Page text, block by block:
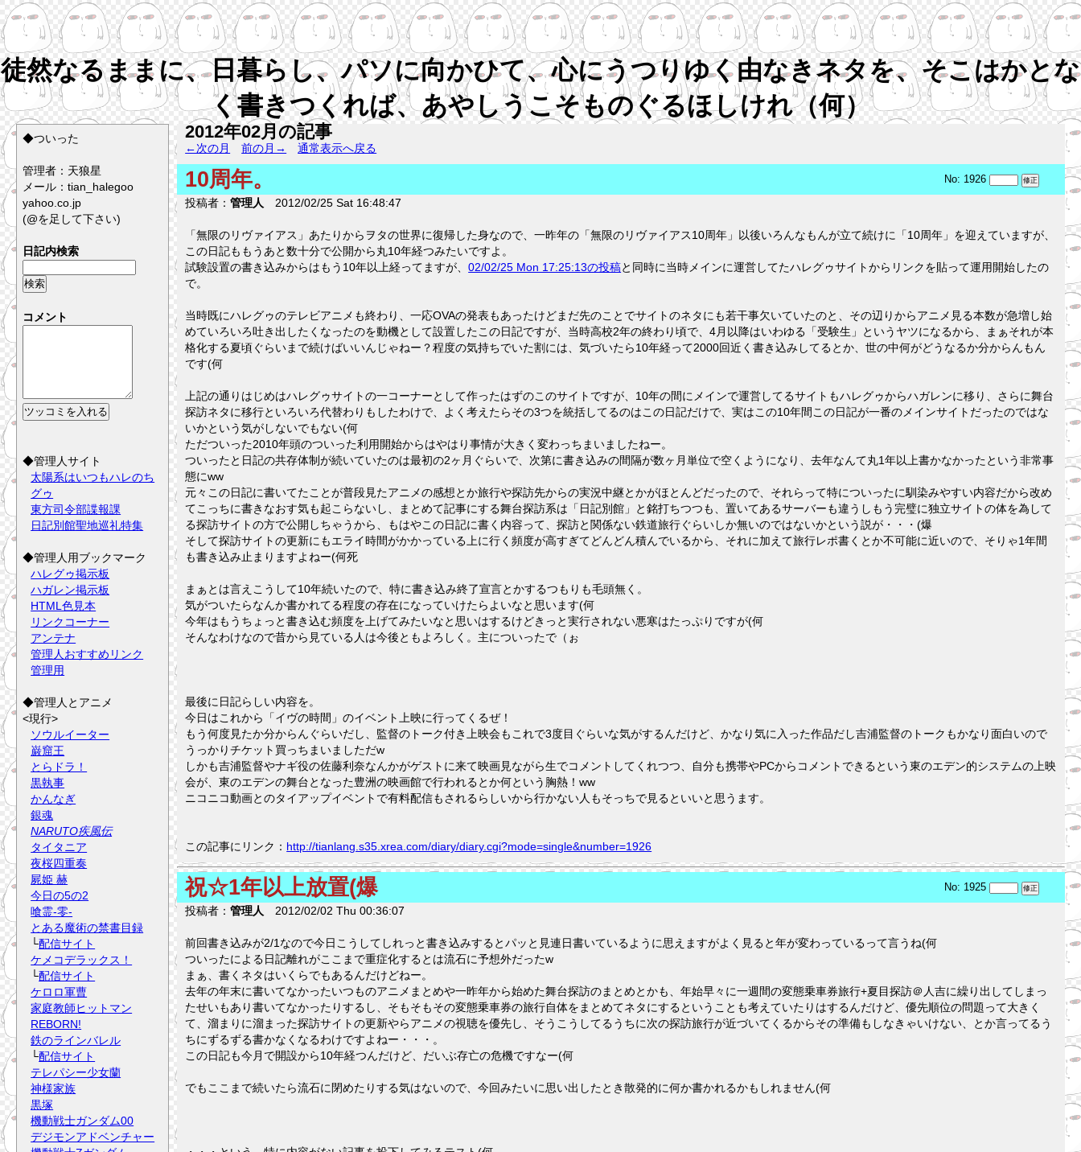
徒然なるままに、日暮らし、パソに向かひて、心にうつりゆく由なきネタを、そこはかとな
く書きつくれば、あやしうこそものぐるほしけれ（何）
2012年02月の記事
←次の月 前の月→ 通常表示へ戻る
10周年。 No: 1926
投稿者：管理人 2012/02/25 Sat 16:48:47
「無限のリヴァイアス」あたりからヲタの世界に復帰した身なので、一昨年の「無限のリヴァイアス10周年」以後いろんなもんが立て続けに「10周年」を迎えていますが、
この日記ももうあと数十分で公開から丸10年経つみたいですよ。
試験設置の書き込みからはもう10年以上経ってますが、02/02/25 Mon 17:25:13の投稿と同時に当時メインに運営してたハレグゥサイトからリンクを貼って運用開始したの
で。
当時既にハレグゥのテレビアニメも終わり、一応OVAの発表もあったけどまだ先のことでサイトのネタにも若干事欠いていたのと、その辺りからアニメ見る本数が急増し始
めていろいろ吐き出したくなったのを動機として設置したこの日記ですが、当時高校2年の終わり頃で、4月以降はいわゆる「受験生」というヤツになるから、まぁそれが本
格化する夏頃ぐらいまで続けばいいんじゃねー？程度の気持ちでいた割には、気づいたら10年経って2000回近く書き込みしてるとか、世の中何がどうなるか分からんもん
です(何
上記の通りはじめはハレグゥサイトの一コーナーとして作ったはずのこのサイトですが、10年の間にメインで運営してるサイトもハレグゥからハガレンに移り、さらに舞台
探訪ネタに移行といろいろ代替わりもしたわけで、よく考えたらその3つを統括してるのはこの日記だけで、実はこの10年間この日記が一番のメインサイトだったのではな
いかという気がしないでもない(何
ただついった2010年頭のついった利用開始からはやはり事情が大きく変わっちまいましたねー。
ついったと日記の共存体制が続いていたのは最初の2ヶ月ぐらいで、次第に書き込みの間隔が数ヶ月単位で空くようになり、去年なんて丸1年以上書かなかったという非常事
態にww
元々この日記に書いてたことが普段見たアニメの感想とか旅行や探訪先からの実況中継とかがほとんどだったので、それらって特についったに馴染みやすい内容だから改め
てこっちに書きなおす気も起こらないし、まとめて記事にする舞台探訪系は「日記別館」と銘打ちつつも、置いてあるサーバーも違うしもう完璧に独立サイトの体を為して
る探訪サイトの方で公開しちゃうから、もはやこの日記に書く内容って、探訪と関係ない鉄道旅行ぐらいしか無いのではないかという説が・・・(爆
そして探訪サイトの更新にもエライ時間がかかっている上に行く頻度が高すぎてどんどん積んでいるから、それに加えて旅行レポ書くとか不可能に近いので、そりゃ1年間
も書き込み止まりますよねー(何死
まぁとは言えこうして10年続いたので、特に書き込み終了宣言とかするつもりも毛頭無く。
気がついたらなんか書かれてる程度の存在になっていけたらよいなと思います(何
今年はもうちょっと書き込む頻度を上げてみたいなと思いはするけどきっと実行されない悪寒はたっぷりですが(何
そんなわけなので昔から見ている人は今後ともよろしく。主についったで（ぉ
最後に日記らしい内容を。
今日はこれから「イヴの時間」のイベント上映に行ってくるぜ！
もう何度見たか分からんぐらいだし、監督のトーク付き上映会もこれで3度目ぐらいな気がするんだけど、かなり気に入った作品だし吉浦監督のトークもかなり面白いので
うっかりチケット買っちまいましただw
しかも吉浦監督やナギ役の佐藤利奈なんかがゲストに来て映画見ながら生でコメントしてくれつつ、自分も携帯やPCからコメントできるという東のエデン的システムの上映
会が、東のエデンの舞台となった豊洲の映画館で行われるとか何という胸熱！ww
ニコニコ動画とのタイアップイベントで有料配信もされるらしいから行かない人もそっちで見るといいと思うます。
この記事にリンク： http://tianlang.s35.xrea.com/diary/diary.cgi?mode=single&number=1926
祝☆1年以上放置(爆 No: 1925
投稿者：管理人 2012/02/02 Thu 00:36:07
前回書き込みが2/1なので今日こうしてしれっと書き込みするとパッと見連日書いているように思えますがよく見ると年が変わっているって言うね(何
ついったによる日記離れがここまで重症化するとは流石に予想外だったw
まぁ、書くネタはいくらでもあるんだけどねー。
去年の年末に書いてなかったいつものアニメまとめや一昨年から始めた舞台探訪のまとめとかも、年始早々に一週間の変態乗車券旅行+夏目探訪＠人吉に繰り出してしまっ
たせいもあり書いてなかったりするし、そもそもその変態乗車券の旅行自体をまとめてネタにするということも考えていたりはするんだけど、優先順位の問題って大きく
て、溜まりに溜まった探訪サイトの更新やらアニメの視聴を優先し、そうこうしてるうちに次の探訪旅行が近づいてくるからその準備もしなきゃいけない、とか言ってるう
ちにずるずる書かなくなるわけですよねー・・・。
この日記も今月で開設から10年経つんだけど、だいぶ存亡の危機ですなー(何
でもここまで続いたら流石に閉めたりする気はないので、今回みたいに思い出したとき散発的に何か書かれるかもしれません(何
◆ついった
管理者：天狼星
メール：tian_halegoo
yahoo.co.jp
(@を足して下さい)
日記内検索
コメント
◆管理人サイト
太陽系はいつもハレのち
グゥ
東方司令部諜報課
日記別館聖地巡礼特集
◆管理人用ブックマーク
ハレグゥ掲示板
ハガレン掲示板
HTML色見本
リンクコーナー
アンテナ
管理人おすすめリンク
管理用
◆管理人とアニメ
<現行>
ソウルイーター
巌窟王
とらドラ！
黒執事
かんなぎ
銀魂
NARUTO疾風伝
タイタニア
夜桜四重奏
屍姫 赫
今日の5の2
喰霊-零-
とある魔術の禁書目録
└配信サイト
ケメコデラックス！
└配信サイト
ケロロ軍曹
家庭教師ヒットマン
REBORN!
鉄のラインバレル
└配信サイト
テレパシー少女蘭
神様家族
黒塚
機動戦士ガンダム00
デジモンアドベンチャー